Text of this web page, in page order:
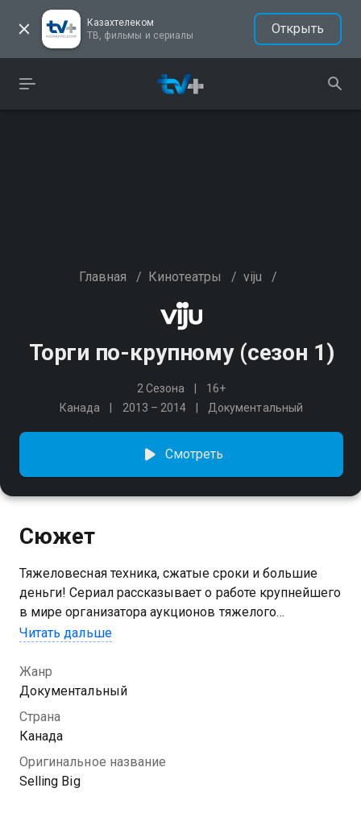
Казахтелеком
ТВ, фильмы и сериалы
Открыть
Главная / Кинотеатры / viju /
Торги по-крупному (сезон 1)
2 Сезона
16+
Канада
2013 – 2014 Документальный
Смотреть
Сюжет
Тяжеловесная техника, сжатые сроки и большие
деньги! Сериал рассказывает о работе крупнейшего
в мире организатора аукционов тяжелого
промышленного оборудования. Добро пожаловать
так как представляет собой коллекцию гигантских
установок, которые прибывают сюда со всего мира.
Здесь высокие ставки, и все происходит с
размахом!
Посмотреть онлайн 1 сезон сериала Торги по-
крупному вы можете совершенно бесплатно в
Читать дальше
Жанр
Документальный
Страна
Канада
Оригинальное название
Selling Big